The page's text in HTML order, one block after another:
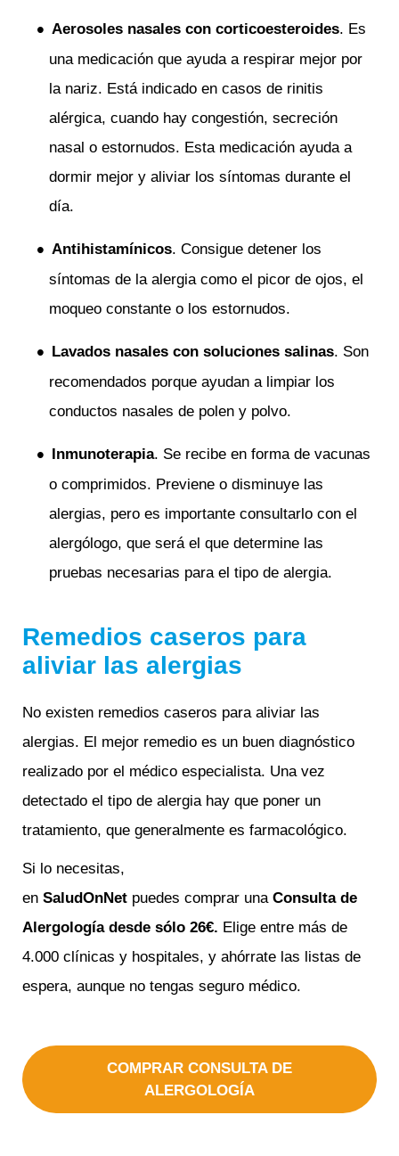
Aerosoles nasales con corticoesteroides. Es
una medicación que ayuda a respirar mejor por
la nariz. Está indicado en casos de rinitis
alérgica, cuando hay congestión, secreción
nasal o estornudos. Esta medicación ayuda a
dormir mejor y aliviar los síntomas durante el
día.
Antihistamínicos. Consigue detener los
síntomas de la alergia como el picor de ojos, el
moqueo constante o los estornudos.
Lavados nasales con soluciones salinas. Son
recomendados porque ayudan a limpiar los
conductos nasales de polen y polvo.
Inmunoterapia. Se recibe en forma de vacunas
o comprimidos. Previene o disminuye las
alergias, pero es importante consultarlo con el
alergólogo, que será el que determine las
pruebas necesarias para el tipo de alergia.
Remedios caseros para
aliviar las alergias
No existen remedios caseros para aliviar las
alergias. El mejor remedio es un buen diagnóstico
realizado por el médico especialista. Una vez
detectado el tipo de alergia hay que poner un
tratamiento, que generalmente es farmacológico.
Si lo necesitas,
en SaludOnNet puedes comprar una Consulta de
Alergología desde sólo 26€. Elige entre más de
4.000 clínicas y hospitales, y ahórrate las listas de
espera, aunque no tengas seguro médico.
COMPRAR CONSULTA DE
ALERGOLOGÍA